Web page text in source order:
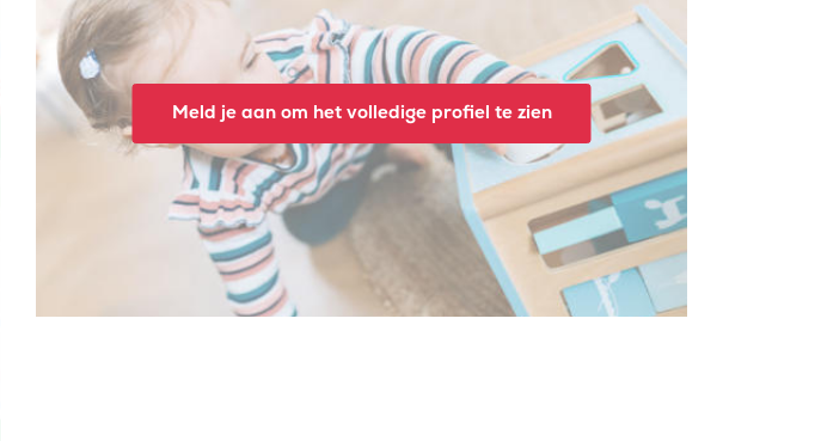
Meld je aan om het volledige profiel te zien